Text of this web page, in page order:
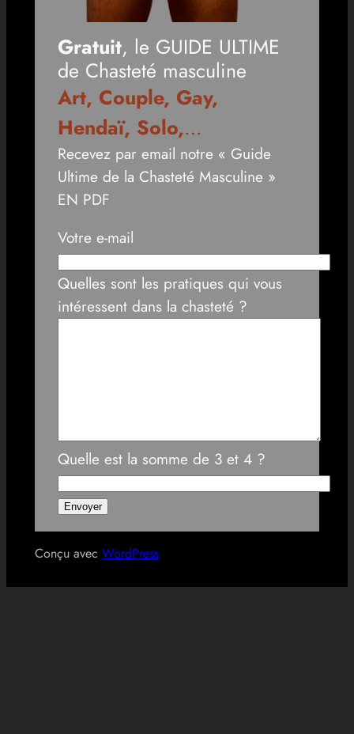
Gratuit, le GUIDE ULTIME
de Chasteté masculine
Art, Couple, Gay,
Hendaï, Solo,…
Recevez par email notre « Guide
Ultime de la Chasteté Masculine »
EN PDF
Votre e-mail
Quelles sont les pratiques qui vous
intéressent dans la chasteté ?
Quelle est la somme de 3 et 4 ?
Conçu avec WordPress